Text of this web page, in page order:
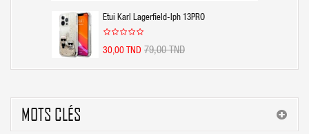
Etui Karl Lagerfield-Iph 13PRO
30,00 TND 79,00 TND
MOTS CLÉS